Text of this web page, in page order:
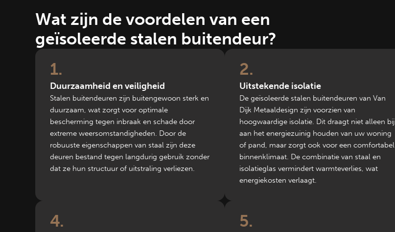
Wat zijn de voordelen van een
geïsoleerde stalen buitendeur?
1
Duurzaamheid en veiligheid
Stalen buitendeuren zijn buitengewoon sterk en
duurzaam, wat zorgt voor optimale
bescherming tegen inbraak en schade door
extreme weersomstandigheden. Door de
robuuste eigenschappen van staal zijn deze
deuren bestand tegen langdurig gebruik zonder
dat ze hun structuur of uitstraling verliezen.
2
Uitstekende isolatie
De geïsoleerde stalen buitendeuren van Van
Dijk Metaaldesign zijn voorzien van
hoogwaardige isolatie. Dit draagt niet alleen bij
aan het energiezuinig houden van uw woning
of pand, maar zorgt ook voor een comfortabel
binnenklimaat. De combinatie van staal en
isolatieglas vermindert warmteverlies, wat
energiekosten verlaagt.
4 5